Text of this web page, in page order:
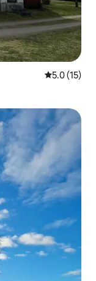
Calificación
5.0 (15)